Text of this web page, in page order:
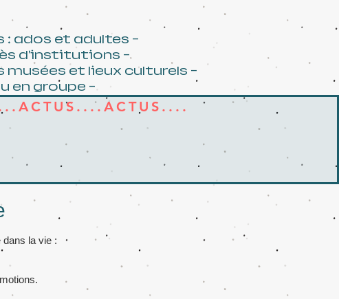
: ados et adultes -
d'institutions -
et lieux culturels -
en groupe -​
la vie :